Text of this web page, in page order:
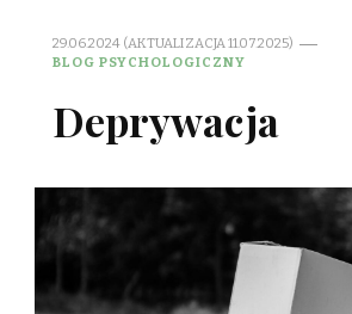
29.06.2024 (AKTUALIZACJA 11.07.2025)
BLOG PSYCHOLOGICZNY
Deprywacja